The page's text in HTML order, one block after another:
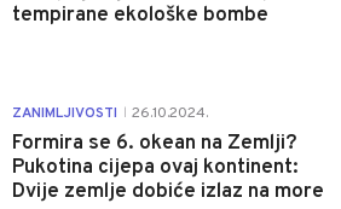
tempirane ekološke bombe
ZANIMLJIVOSTI 26.10.2024.
Formira se 6. okean na Zemlji?
Pukotina cijepa ovaj kontinent:
Dvije zemlje dobiće izlaz na more